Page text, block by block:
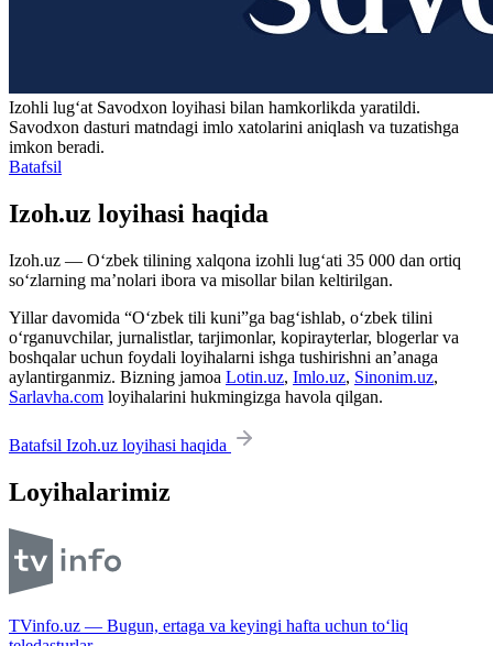
Izohli lugʻat Savodxon loyihasi bilan hamkorlikda yaratildi.
Savodxon dasturi matndagi imlo xatolarini aniqlash va tuzatishga
imkon beradi.
Batafsil
Izoh.uz loyihasi haqida
Izoh.uz — O‘zbek tilining xalqona izohli lug‘ati 35 000 dan ortiq
so‘zlarning ma’nolari ibora va misollar bilan keltirilgan.
Yillar davomida “O‘zbek tili kuni”ga bag‘ishlab, o‘zbek tilini
o‘rganuvchilar, jurnalistlar, tarjimonlar, kopirayterlar, blogerlar va
boshqalar uchun foydali loyihalarni ishga tushirishni an’anaga
aylantirganmiz. Bizning jamoa Lotin.uz, Imlo.uz, Sinonim.uz,
Sarlavha.com loyihalarini hukmingizga havola qilgan.
Batafsil Izoh.uz loyihasi haqida
Loyihalarimiz
TVinfo.uz — Bugun, ertaga va keyingi hafta uchun to‘liq